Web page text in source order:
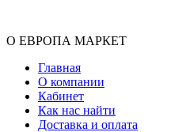
О ЕВРОПА МАРКЕТ
Главная
О компании
Кабинет
Как нас найти
Доставка и оплата